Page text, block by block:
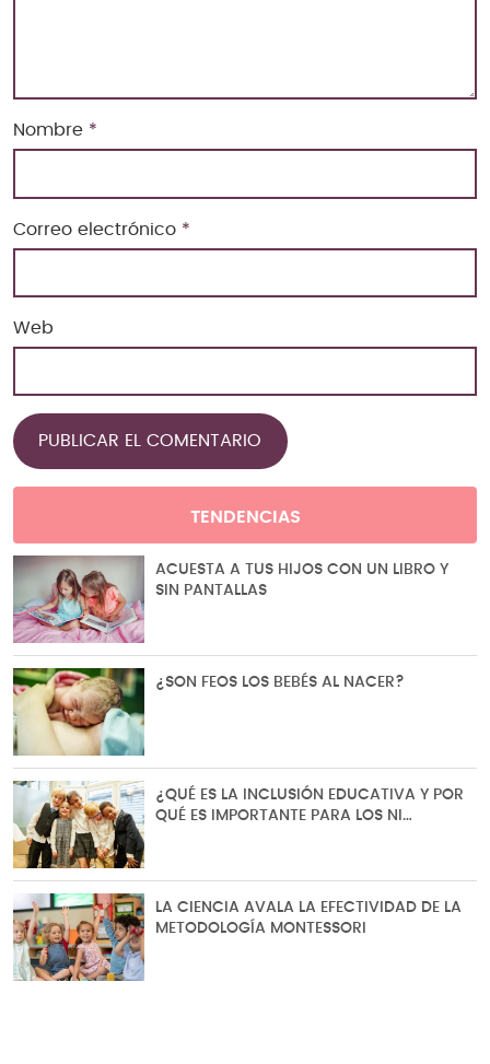
Nombre *
Correo electrónico *
Web
TENDENCIAS
ACUESTA A TUS HIJOS CON UN LIBRO Y
SIN PANTALLAS
¿SON FEOS LOS BEBÉS AL NACER?
¿QUÉ ES LA INCLUSIÓN EDUCATIVA Y POR
QUÉ ES IMPORTANTE PARA LOS NI…
LA CIENCIA AVALA LA EFECTIVIDAD DE LA
METODOLOGÍA MONTESSORI